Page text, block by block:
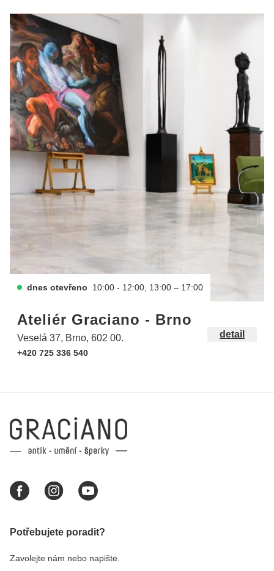
dnes otevřeno 10:00 - 12:00, 13:00 – 17:00
Ateliér Graciano - Brno
Veselá 37, Brno, 602 00.
+420 725 336 540
detail
Potřebujete poradit?
Zavolejte nám nebo napište.